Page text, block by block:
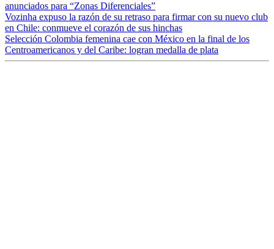
anunciados para “Zonas Diferenciales”
Vozinha expuso la razón de su retraso para firmar con su nuevo club
en Chile: conmueve el corazón de sus hinchas
Selección Colombia femenina cae con México en la final de los
Centroamericanos y del Caribe: logran medalla de plata